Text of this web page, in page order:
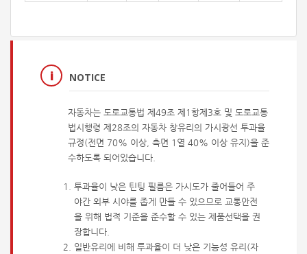
NOTICE
자동차는 도로교통법 제49조 제1항제3호 및 도로교통
법시행령 제28조의 자동차 창유리의 가시광선 투과율
규정(전면 70% 이상, 측면 1열 40% 이상 유지)을 준
수하도록 되어있습니다.
투과율이 낮은 틴팅 필름은 가시도가 줄어들어 주
야간 외부 시야를 좁게 만들 수 있으므로 교통안전
을 위해 법적 기준을 준수할 수 있는 제품선택을 권
장합니다.
일반유리에 비해 투과율이 더 낮은 기능성 유리(자